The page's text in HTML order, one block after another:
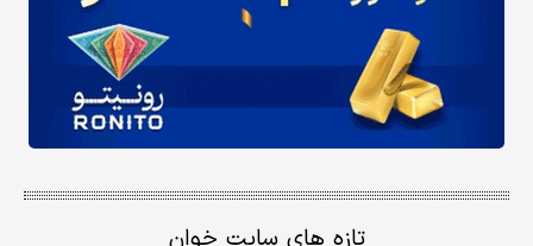
تازه های سایت خوان